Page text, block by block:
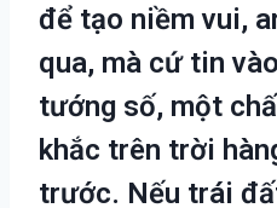
để tạo niềm vui,
qua, mà cứ tin
tướng số, một
khắc trên trời
trước. Nếu trái